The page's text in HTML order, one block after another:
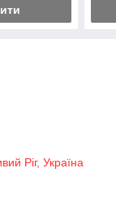
Ріг, Україна